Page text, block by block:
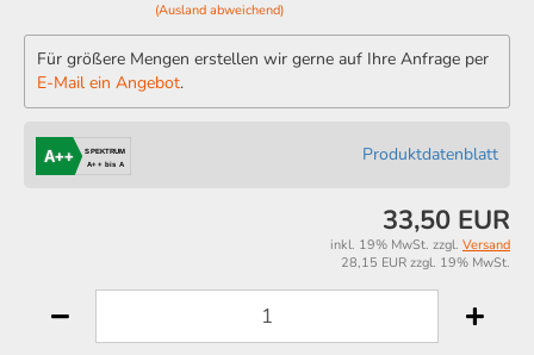
(Ausland abweichend)
Für größere Mengen erstellen wir gerne auf Ihre Anfrage per
E-Mail ein Angebot.
A++
SPEKTRUM
A++ bis A
Produktdatenblatt
33,50 EUR
inkl. 19% MwSt. zzgl. Versand
28,15 EUR zzgl. 19% MwSt.